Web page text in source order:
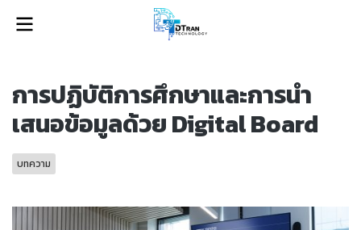
การปฏิบัติการศึกษาและการนำ
เสนอข้อมูลด้วย Digital Board
บทความ